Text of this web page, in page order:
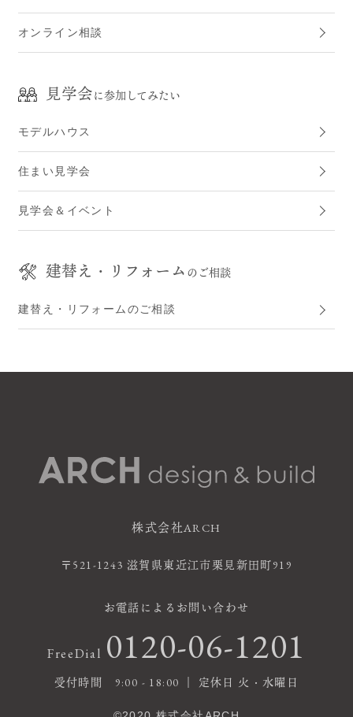
オンライン相談
見学会に参加してみたい
モデルハウス
住まい見学会
見学会＆イベント
建替え・リフォーム のご相談
建替え・リフォームのご相談
株式会社ARCH
〒521-1243 滋賀県東近江市栗見新田町919
お電話によるお問い合わせ
FreeDial 0120-06-1201
受付時間 9:00 - 18:00 ｜ 定休日 火・水曜日